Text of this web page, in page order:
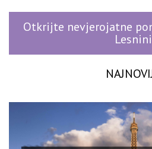
Otkrijte nevjerojatne
Lesnini